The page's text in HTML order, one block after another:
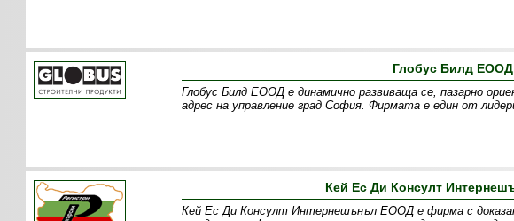
Глобус Билд
Глобус Билд ЕООД е динамично развиваща се, пазарно
адрес на управление град София. Фирмата е един от
Кей Ес Ди Консулт
Кей Ес Ди Консулт Интернешънъл ЕООД е фирма с